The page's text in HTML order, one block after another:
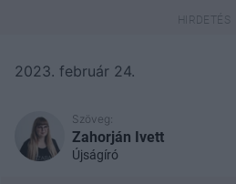
2023. február 24.
Szöveg:
Zahorján Ivett
Újságíró